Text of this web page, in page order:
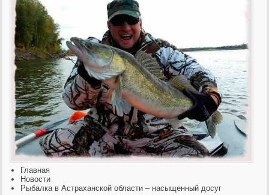
Главная
Новости
Рыбалка в Астраханской области – насыщенный досуг